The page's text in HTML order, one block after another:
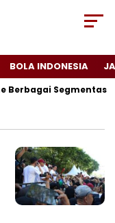
BOLA INDONESIA
Berbagai Segmentasi